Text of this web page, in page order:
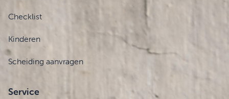
Checklist
Kinderen
Scheiding aanvragen
Service